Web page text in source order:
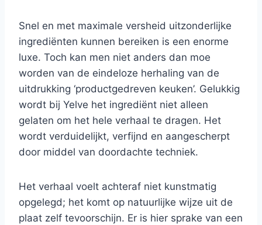
Snel en met maximale versheid uitzonderlijke
ingrediënten kunnen bereiken is een enorme
luxe. Toch kan men niet anders dan moe
worden van de eindeloze herhaling van de
uitdrukking ‘productgedreven keuken’. Gelukkig
wordt bij Yelve het ingrediënt niet alleen
gelaten om het hele verhaal te dragen. Het
wordt verduidelijkt, verfijnd en aangescherpt
door middel van doordachte techniek.
Het verhaal voelt achteraf niet kunstmatig
opgelegd; het komt op natuurlijke wijze uit de
plaat zelf tevoorschijn. Er is hier sprake van een